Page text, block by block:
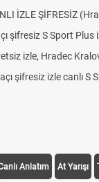
İZLE ŞİFRESİZ
şifresiz S Sport Plus
izle, Hradec
şifresiz izle canlı S
Anlatım At Yarışı